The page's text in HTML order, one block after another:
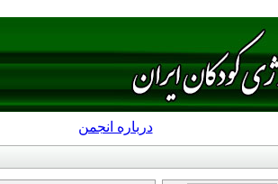
درباره انجمن